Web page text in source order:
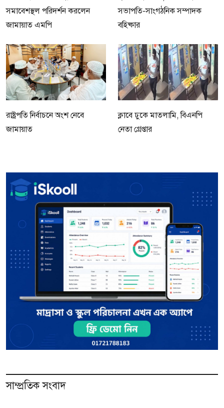
সমাবেশস্থল পরিদর্শন করলেন
জামায়াত এমপি
সভাপতি-সাংগঠনিক সম্পাদক
বহিষ্কার
রাষ্ট্রপতি নির্বাচনে অংশ নেবে
জামায়াত
ক্লাবে ঢুকে মাতলামি, বিএনপি
নেতা গ্রেপ্তার
সাম্প্রতিক সংবাদ